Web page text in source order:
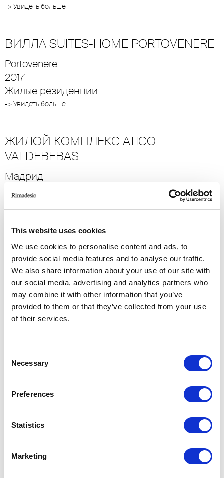
This website uses cookies
We use cookies to personalise content and ads, to
provide social media features and to analyse our traffic.
We also share information about your use of our site with
our social media, advertising and analytics partners who
may combine it with other information that you’ve
provided to them or that they’ve collected from your use
of their services.
Selection
Necessary
Preferences
Statistics
Marketing
-> Увидеть больше
ВИЛЛА SUITES-HOME PORTOVENERE
Portovenere
2017
Жилые резиденции
-> Увидеть больше
ЖИЛОЙ КОМПЛЕКС ATICO
VALDEBEBAS
Мадрид
2018
Тель-Авив
2014
Жилые резиденции
-> Увидеть больше
ВИЛЛА “ДЖИФ” (GEEF)
2017
-> Увидеть больше